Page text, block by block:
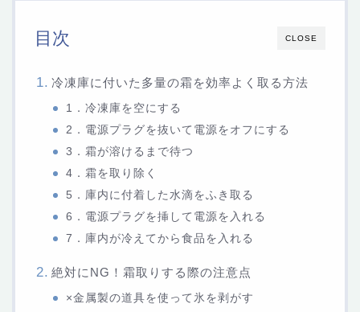
CLOSE
目次
冷凍庫に付いた多量の霜を効率よく取る方法
1．冷凍庫を空にする
2．電源プラグを抜いて電源をオフにする
3．霜が溶けるまで待つ
4．霜を取り除く
5．庫内に付着した水滴をふき取る
6．電源プラグを挿して電源を入れる
7．庫内が冷えてから食品を入れる
絶対にNG！霜取りする際の注意点
×金属製の道具を使って氷を剥がす